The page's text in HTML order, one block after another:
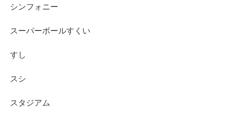
シンフォニー
スーパーボールすくい
すし
スシ
スタジアム